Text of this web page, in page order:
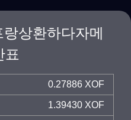
상환하다자메
표
0.27886 XOF
1.39430 XOF